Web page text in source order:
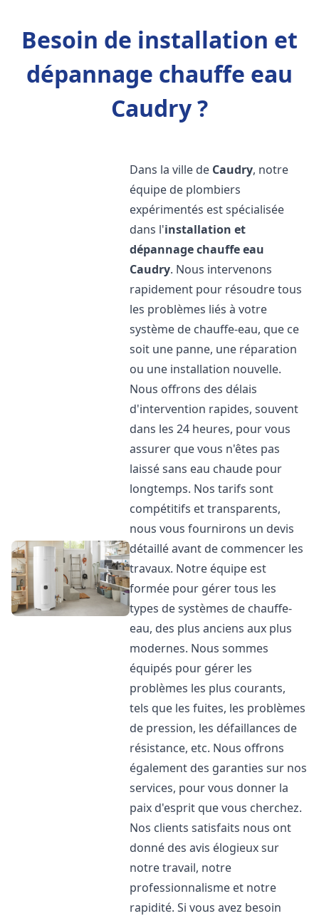
Besoin de installation et
dépannage chauffe eau
Caudry ?
Dans la ville de Caudry, notre
équipe de plombiers
expérimentés est spécialisée
dans l'installation et
dépannage chauffe eau
Caudry. Nous intervenons
rapidement pour résoudre tous
les problèmes liés à votre
système de chauffe-eau, que ce
soit une panne, une réparation
ou une installation nouvelle.
Nous offrons des délais
d'intervention rapides, souvent
dans les 24 heures, pour vous
assurer que vous n'êtes pas
laissé sans eau chaude pour
longtemps. Nos tarifs sont
compétitifs et transparents,
nous vous fournirons un devis
détaillé avant de commencer les
travaux. Notre équipe est
formée pour gérer tous les
types de systèmes de chauffe-
eau, des plus anciens aux plus
modernes. Nous sommes
équipés pour gérer les
problèmes les plus courants,
tels que les fuites, les problèmes
de pression, les défaillances de
résistance, etc. Nous offrons
également des garanties sur nos
services, pour vous donner la
paix d'esprit que vous cherchez.
Nos clients satisfaits nous ont
donné des avis élogieux sur
notre travail, notre
professionnalisme et notre
rapidité. Si vous avez besoin